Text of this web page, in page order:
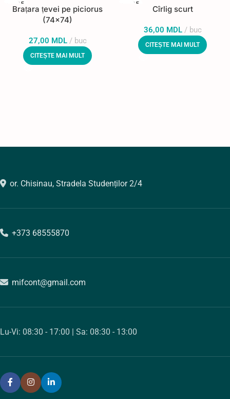
STOC E
PUIZAT
Brațara țevei pe piciorus
(74×74)
27,00 MDL buc
CITEȘTE MAI MULT
STOC E
Cîrlig scurt
36,00 MDL buc
CITEȘTE MAI MULT
or. Chisinau, Stradela Studenților 2/4
+373 68555870
mifcont@gmail.com
Lu-Vi: 08:30 - 17:00 | Sa: 08:30 - 13:00